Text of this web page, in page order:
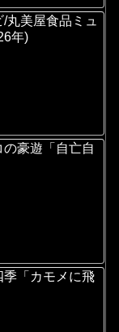
/丸美屋食品ミュ
年)
の豪遊「自亡自
季「カモメに飛